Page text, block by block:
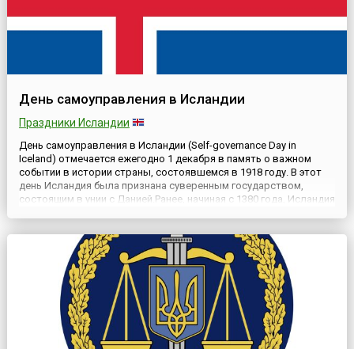
День самоуправления в Исландии
Праздники Исландии
День самоуправления в Исландии (Self-governance Day in
Iceland) отмечается ежегодно 1 декабря в память о важном
событии в истории страны, состоявшемся в 1918 году. В этот
день Исландия была признана суверенным государством,
состоящим в унии с Данией.Ранее, начиная с 1380 года, Исландия